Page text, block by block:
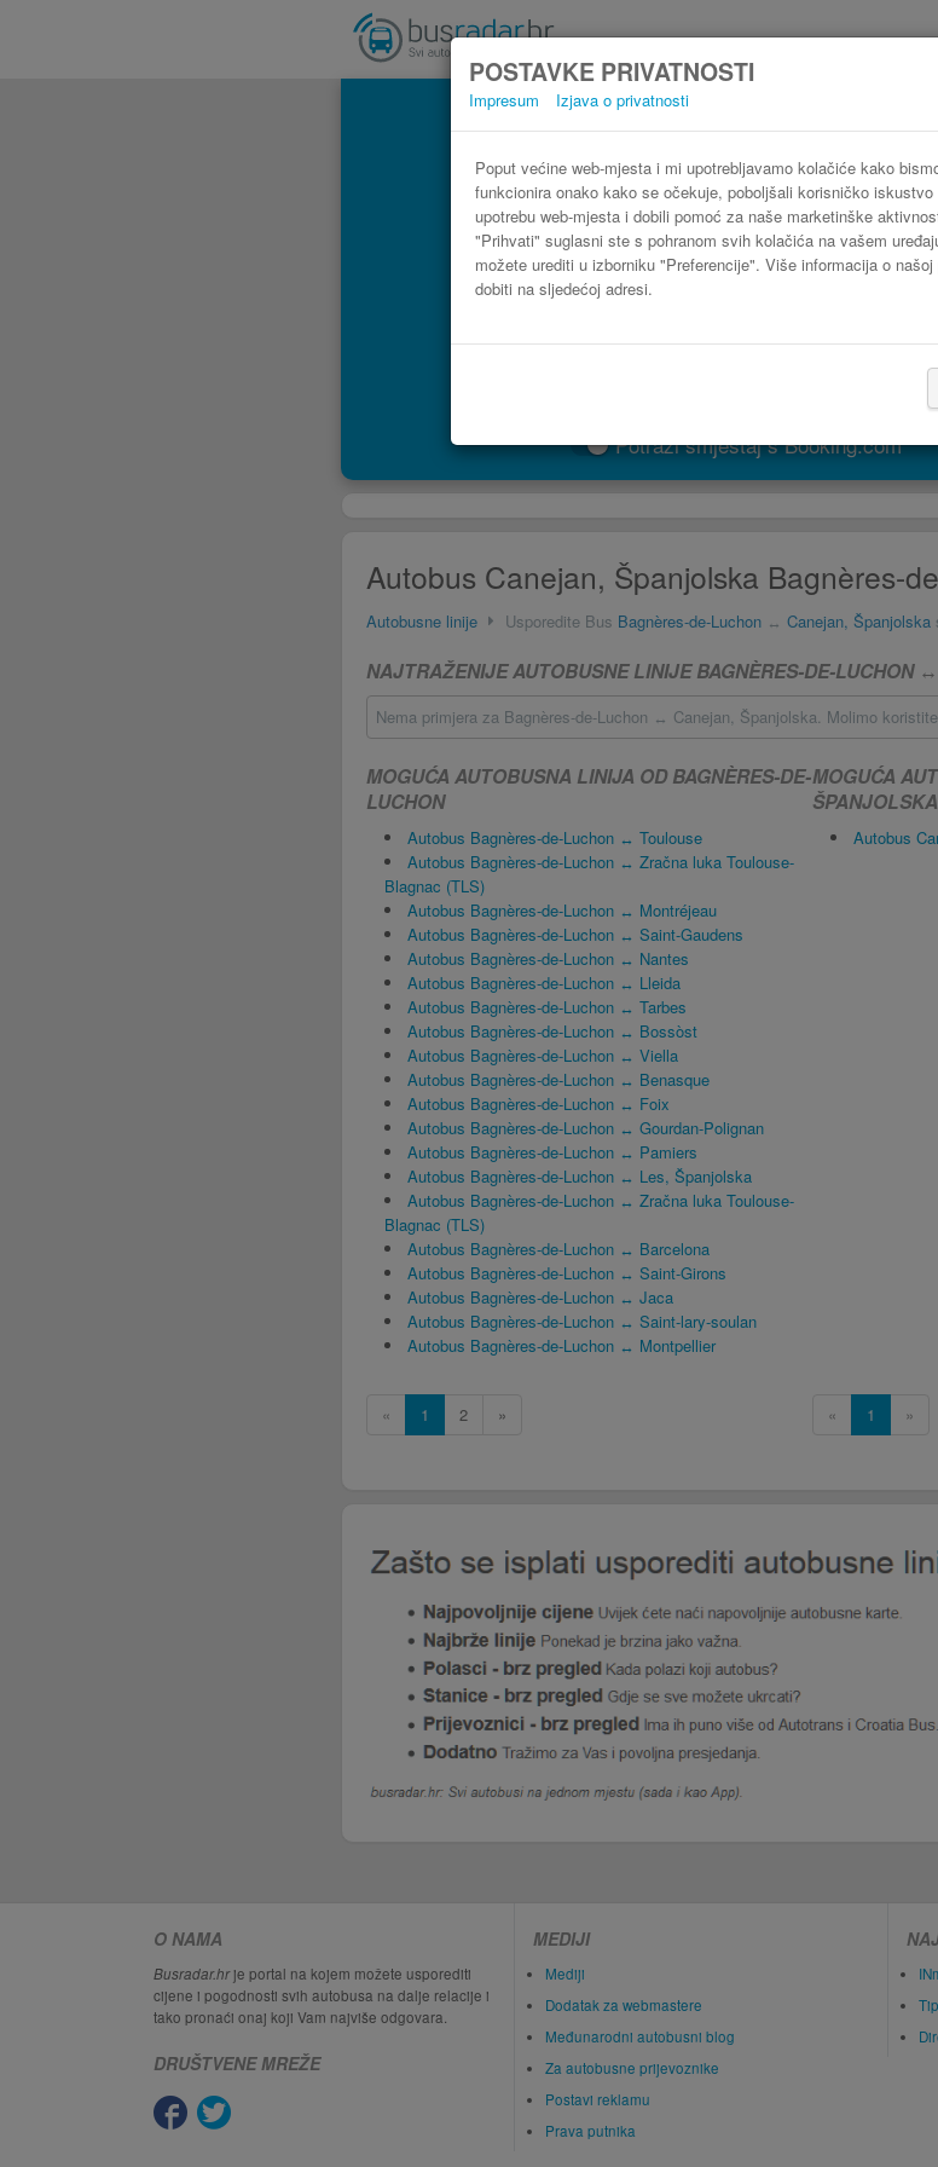
POSTAVKE PRIVATNOSTI
Impresum Izjava o privatnosti
Poput većine web-mjesta i mi upotrebljavamo kolačiće kako
funkcionira onako kako se očekuje, poboljšali korisničko
upotrebu web-mjesta i dobili pomoć za naše marketinške
"Prihvati" suglasni ste s pohranom svih kolačića na vašem
možete urediti u izborniku "Preferencije". Više informacija o
dobiti na sljedećoj adresi.
Autobus Bagnères-de-Luchon
Potraži smještaj s Booking.com
Autobus Canejan, Španjolska Bagnères-
Autobusne linije Usporedite Bus Bagnères-de-Luchon ↔ Canejan, Španjolska
NAJTRAŽENIJE AUTOBUSNE LINIJE BAGNÈRES-DE-LUCHON
Nema primjera za Bagnères-de-Luchon ↔ Canejan, Španjolska. Molimo
MOGUĆA AUTOBUSNA LINIJA OD BAGNÈRES-DE-
LUCHON
Autobus Bagnères-de-Luchon ↔ Toulouse
Autobus Bagnères-de-Luchon ↔ Zračna luka Toulouse-
Blagnac (TLS)
Autobus Bagnères-de-Luchon ↔ Montréjeau
Autobus Bagnères-de-Luchon ↔ Saint-Gaudens
Autobus Bagnères-de-Luchon ↔ Nantes
Autobus Bagnères-de-Luchon ↔ Lleida
Autobus Bagnères-de-Luchon ↔ Tarbes
Autobus Bagnères-de-Luchon ↔ Bossòst
Autobus Bagnères-de-Luchon ↔ Viella
Autobus Bagnères-de-Luchon ↔ Benasque
Autobus Bagnères-de-Luchon ↔ Foix
Autobus Bagnères-de-Luchon ↔ Gourdan-Polignan
Autobus Bagnères-de-Luchon ↔ Pamiers
Autobus Bagnères-de-Luchon ↔ Les, Španjolska
Autobus Bagnères-de-Luchon ↔ Zračna luka Toulouse-
Blagnac (TLS)
Autobus Bagnères-de-Luchon ↔ Barcelona
Autobus Bagnères-de-Luchon ↔ Saint-Girons
Autobus Bagnères-de-Luchon ↔ Jaca
Autobus Bagnères-de-Luchon ↔ Saint-lary-soulan
Autobus Bagnères-de-Luchon ↔ Montpellier
« 1 2 »
MOGUĆA
ŠPANJOLSKA
Autobus
« 1 »
O NAMA
Busradar.hrje portal na kojem možete usporediti
cijene i pogodnosti svih autobusa na dalje relacije i
tako pronaći onaj koji Vam najviše odgovara.
DRUŠTVENE MREŽE
MEDIJI
Mediji
Dodatak za webmastere
Međunarodni autobusni blog
Za autobusne prijevoznike
Postavi reklamu
Prava putnika